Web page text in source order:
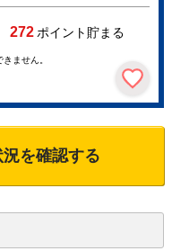
272ポイント貯まる
ません。
を確認する